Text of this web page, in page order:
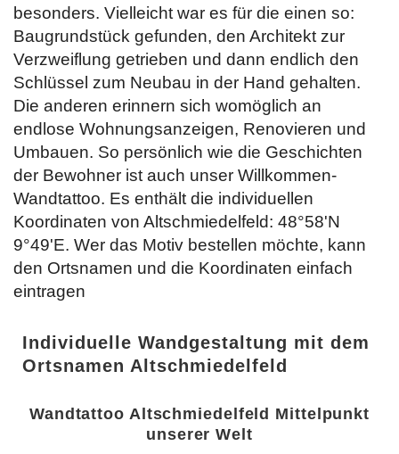
besonders. Vielleicht war es für die einen so:
Baugrundstück gefunden, den Architekt zur
Verzweiflung getrieben und dann endlich den
Schlüssel zum Neubau in der Hand gehalten.
Die anderen erinnern sich womöglich an
endlose Wohnungsanzeigen, Renovieren und
Umbauen. So persönlich wie die Geschichten
der Bewohner ist auch unser Willkommen-
Wandtattoo. Es enthält die individuellen
Koordinaten von Altschmiedelfeld: 48°58'N
9°49'E. Wer das Motiv bestellen möchte, kann
den Ortsnamen und die Koordinaten einfach
eintragen
Individuelle Wandgestaltung mit dem
Ortsnamen Altschmiedelfeld
Wandtattoo Altschmiedelfeld Mittelpunkt
unserer Welt